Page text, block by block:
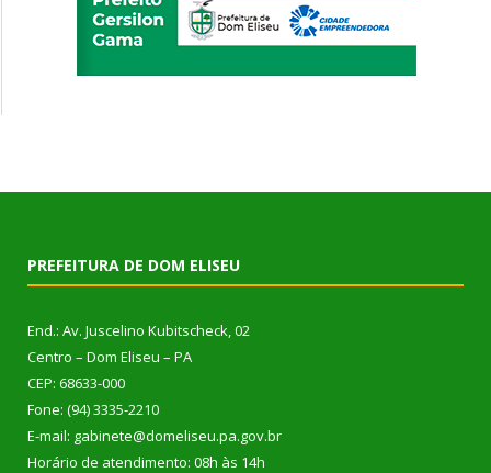
PREFEITURA DE DOM ELISEU
End.: Av. Juscelino Kubitscheck, 02
Centro – Dom Eliseu – PA
CEP: 68633-000
Fone: (94) 3335-2210
E-mail: gabinete@domeliseu.pa.gov.br
Horário de atendimento: 08h às 14h